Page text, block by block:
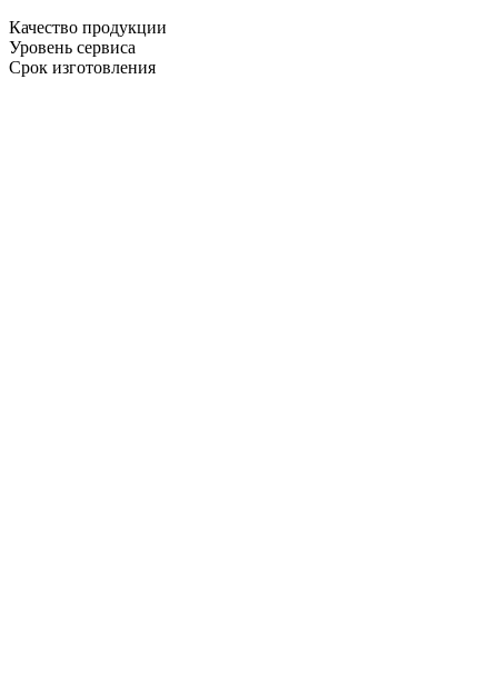
Качество продукции
Уровень сервиса
Срок изготовления